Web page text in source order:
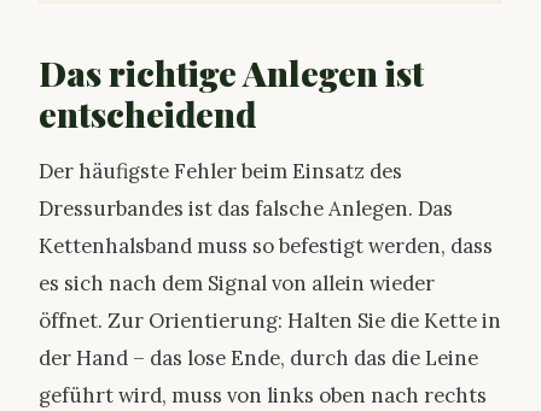
Das richtige Anlegen ist
entscheidend
Der häufigste Fehler beim Einsatz des
Dressurbandes ist das falsche Anlegen. Das
Kettenhalsband muss so befestigt werden, dass
es sich nach dem Signal von allein wieder
öffnet. Zur Orientierung: Halten Sie die Kette in
der Hand – das lose Ende, durch das die Leine
geführt wird, muss von links oben nach rechts